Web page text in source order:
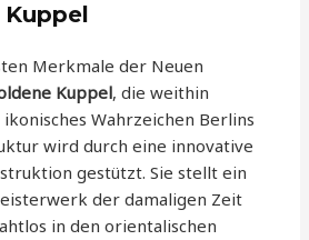
Kuppel
Merkmale der Neuen
Kuppel, die weithin
Wahrzeichen Berlins
wird durch eine innovative
gestützt. Sie stellt ein
der damaligen Zeit
in den orientalischen